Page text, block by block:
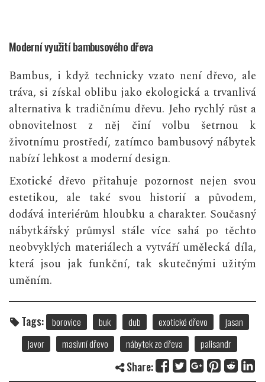
Moderní využití bambusového dřeva
Bambus, i když technicky vzato není dřevo, ale
tráva, si získal oblibu jako ekologická a trvanlivá
alternativa k tradičnímu dřevu. Jeho rychlý růst a
obnovitelnost z něj činí volbu šetrnou k
životnímu prostředí, zatímco bambusový nábytek
nabízí lehkost a moderní design.
Exotické dřevo přitahuje pozornost nejen svou
estetikou, ale také svou historií a původem,
dodává interiérům hloubku a charakter. Současný
nábytkářský průmysl stále více sahá po těchto
neobvyklých materiálech a vytváří umělecká díla,
která jsou jak funkční, tak skutečnými užitým
uměním.
Tags: borovice buk dub exotické dřevo
jasan
javor
masivní dřevo nábytek ze dřeva palisandr
Share: